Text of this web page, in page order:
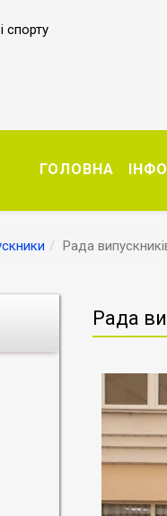
спорту
ГОЛОВНА
Рада
Рада